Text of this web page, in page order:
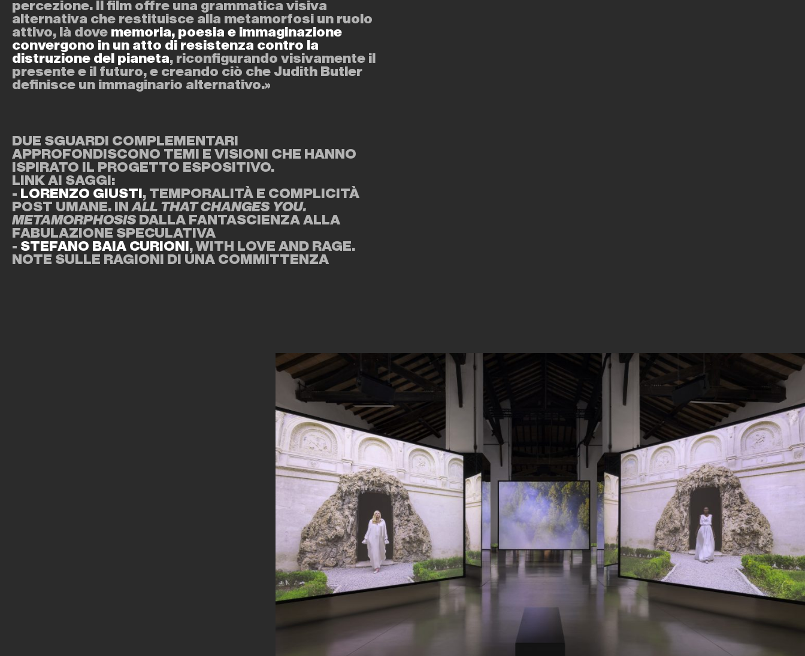
percezione. Il film offre una grammatica visiva
alternativa che restituisce alla metamorfosi un ruolo
attivo, là dove memoria, poesia e immaginazione
convergono in un atto di resistenza contro la
distruzione del pianeta, riconfigurando visivamente il
presente e il futuro, e creando ciò che Judith Butler
definisce un immaginario alternativo.»
DUE SGUARDI COMPLEMENTARI
APPROFONDISCONO TEMI E VISIONI CHE HANNO
ISPIRATO IL PROGETTO ESPOSITIVO.
LINK AI SAGGI:
- LORENZO GIUSTI , TEMPORALITÀ E COMPLICITÀ
POST UMANE. INALL THAT CHANGES YOU.
METAMORPHOSIS DALLA FANTASCIENZA ALLA
FABULAZIONE SPECULATIVA
- STEFANO BAIA CURIONI , WITH LOVE AND RAGE.
NOTE SULLE RAGIONI DI UNA COMMITTENZA